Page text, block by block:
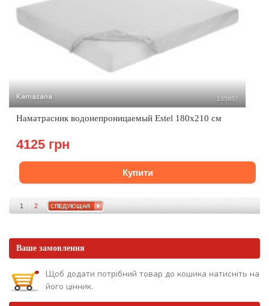
Kamasana 135857
Наматрасник водонепроницаемый Estel 180x210 см
4125 грн
Купити
1 2
Ваше замовлення
Щоб додати потрібний товар до кошика натисніть на
його цінник.